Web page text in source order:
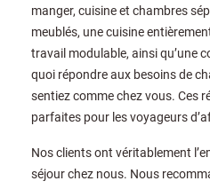
manger, cuisine et chambres
meublés, une cuisine
travail modulable, ainsi qu’une
quoi répondre aux besoins de
sentiez comme chez vous. Ces
parfaites pour les voyageurs
Nos clients ont véritablement
séjour chez nous. Nous